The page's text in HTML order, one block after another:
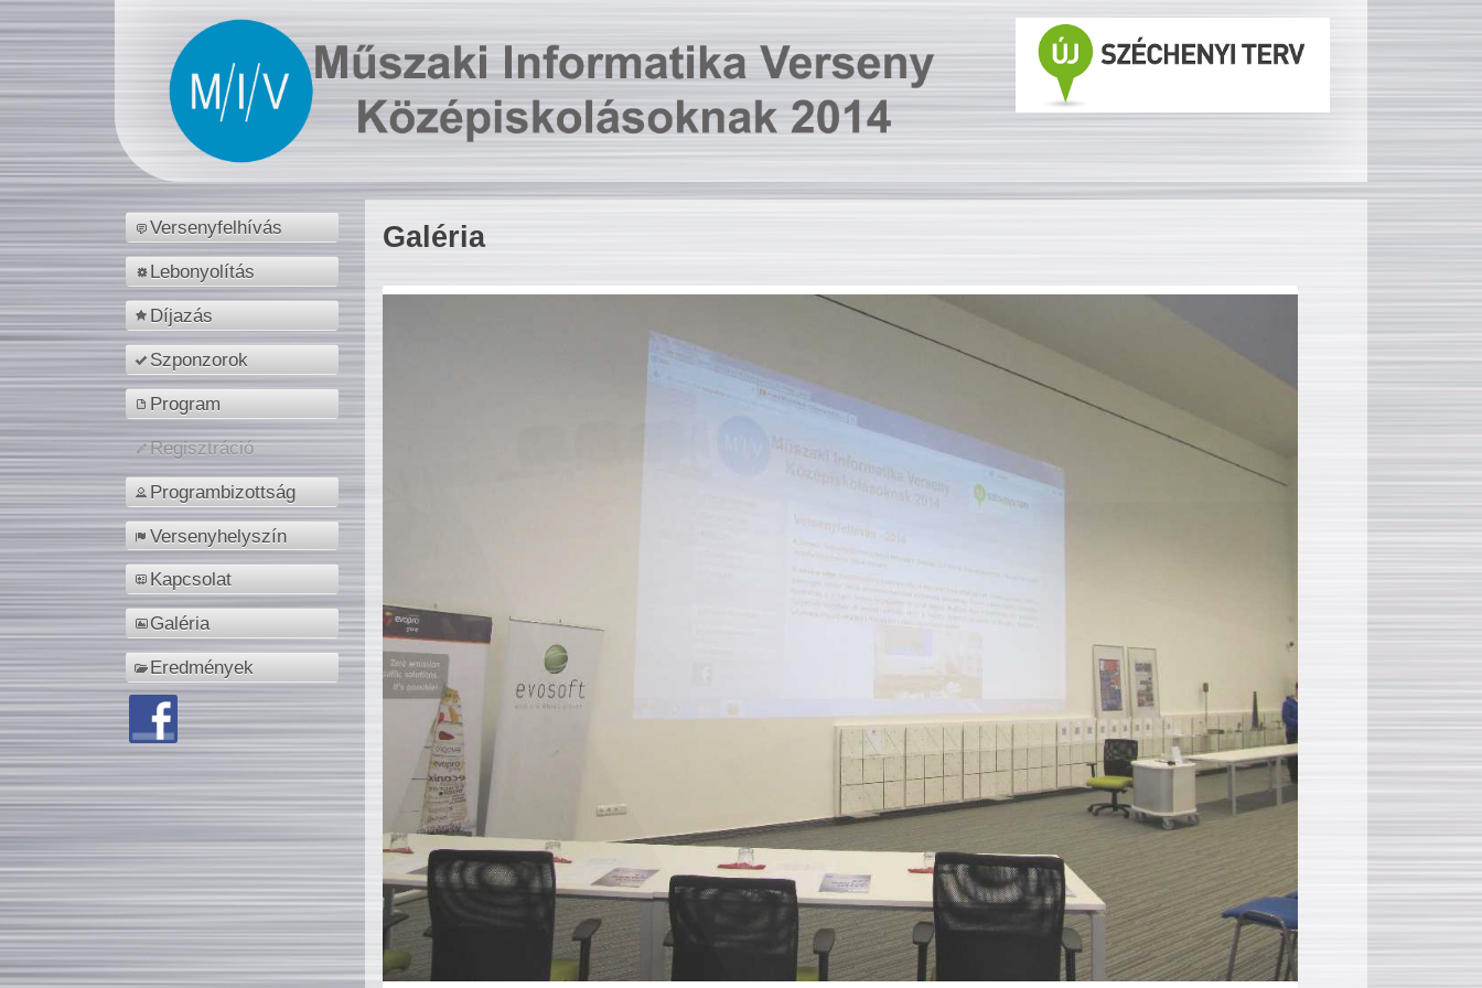
Versenyfelhívás
Lebonyolítás
Díjazás
Szponzorok
Program
Regisztráció
Programbizottság
Versenyhelyszín
Kapcsolat
Galéria
Eredmények
Galéria